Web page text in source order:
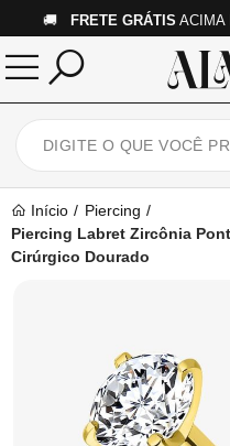
🚚 FRETE GRÁTIS
Início
Piercing
Piercing Labret Zircônia
Cirúrgico Dourado